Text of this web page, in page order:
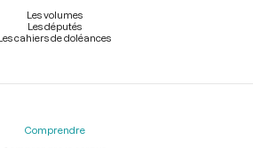
Les volumes
Les députés
cahiers de doléances
Comprendre